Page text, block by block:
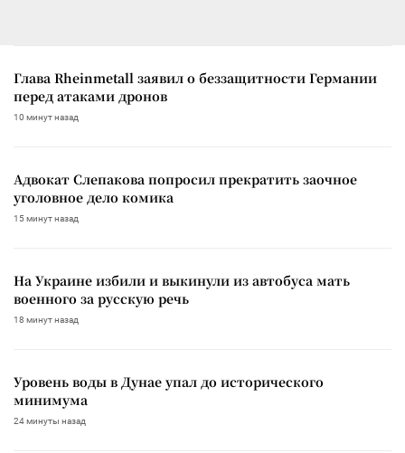
Глава Rheinmetall заявил о беззащитности Германии
перед атаками дронов
10 минут назад
Адвокат Слепакова попросил прекратить заочное
уголовное дело комика
15 минут назад
На Украине избили и выкинули из автобуса мать
военного за русскую речь
18 минут назад
Уровень воды в Дунае упал до исторического
минимума
24 минуты назад